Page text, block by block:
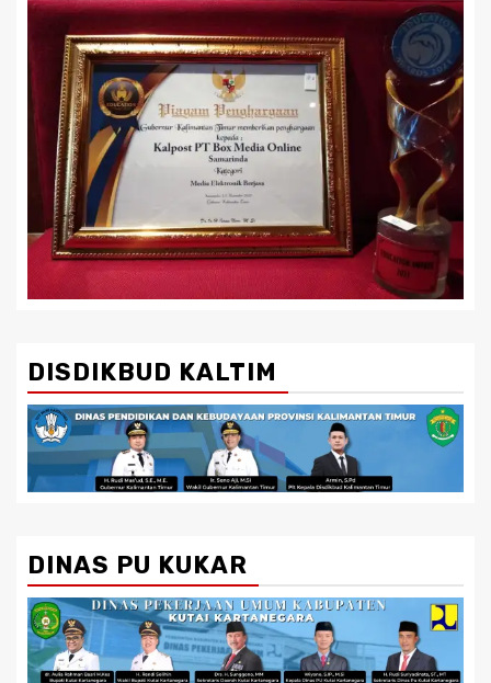
DISDIKBUD KALTIM
DINAS PU KUKAR